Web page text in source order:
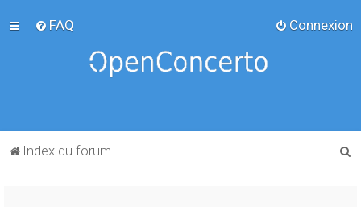
FAQ Connexion
Index du forum